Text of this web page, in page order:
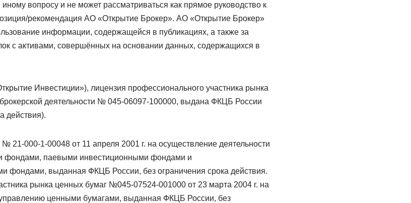
вопросу и не может рассматриваться как прямое руководство к
рекомендация АО «Открытие Брокер». АО «Открытие Брокер»
информации, содержащейся в публикациях, а также за
с активами, совершённых на основании данных, содержащихся в
Инвестиции»), лицензия профессионального участника рынка
деятельности № 045-06097-100000, выдана ФКЦБ России
действия).
000-1-00048 от 11 апреля 2001 г. на осуществление деятельности
фондами, паевыми инвестиционными фондами и
фондами, выданная ФКЦБ России, без ограничения срока действия.
рынка ценных бумаг №045-07524-001000 от 23 марта 2004 г. на
ценными бумагами, выданная ФКЦБ России, без